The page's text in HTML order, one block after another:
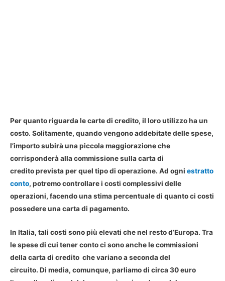
Per quanto riguarda le carte di credito, il loro utilizzo ha un
costo. Solitamente, quando vengono addebitate delle spese,
l’importo subirà una piccola maggiorazione che
corrisponderà alla commissione sulla carta di
credito prevista per quel tipo di operazione. Ad ogni estratto
conto, potremo controllare i costi complessivi delle
operazioni, facendo una stima percentuale di quanto ci costi
possedere una carta di pagamento.
In Italia, tali costi sono più elevati che nel resto d’Europa. Tra
le spese di cui tener conto ci sono anche le commissioni
della carta di credito che variano a seconda del
circuito. Di media, comunque, parliamo di circa 30 euro